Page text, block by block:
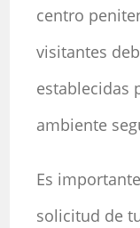
centro
visitantes
establecidas
ambiente
Es
solicitud de